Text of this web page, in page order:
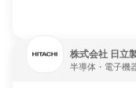
株式会社 日立
半導体・電子機